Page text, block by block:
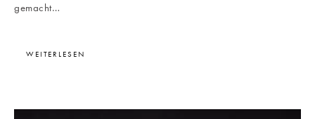
gemacht…
WEITERLESEN